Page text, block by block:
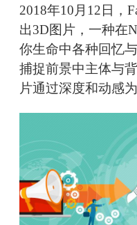
2018年10月12日，
出3D图片，一种在
你生命中各种回忆
捕捉前景中主体与
片通过深度和动感